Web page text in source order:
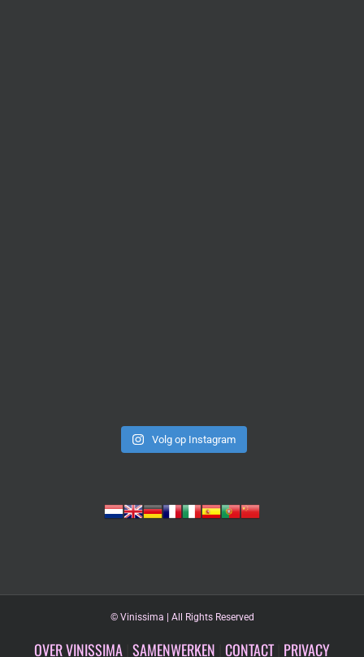
Volg op Instagram
© Vinissima | All Rights Reserved
OVER VINISSIMA SAMENWERKEN CONTACT| PRIVACY